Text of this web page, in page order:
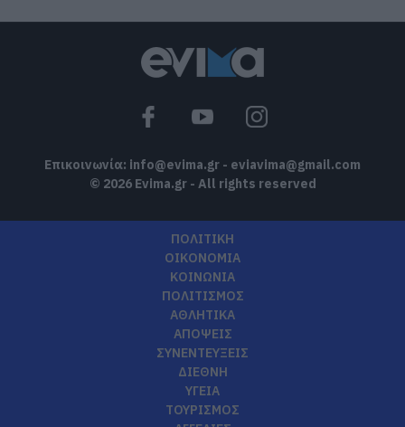
Επικοινωνία: info@evima.gr - eviavima@gmail.com
© 2026 Evima.gr - All rights reserved
ΠΟΛΙΤΙΚΗ
ΟΙΚΟΝΟΜΙΑ
ΚΟΙΝΩΝΙΑ
ΠΟΛΙΤΙΣΜΟΣ
ΑΘΛΗΤΙΚΑ
ΑΠΟΨΕΙΣ
ΣΥΝΕΝΤΕΥΞΕΙΣ
ΔΙΕΘΝΗ
ΥΓΕΙΑ
ΤΟΥΡΙΣΜΟΣ